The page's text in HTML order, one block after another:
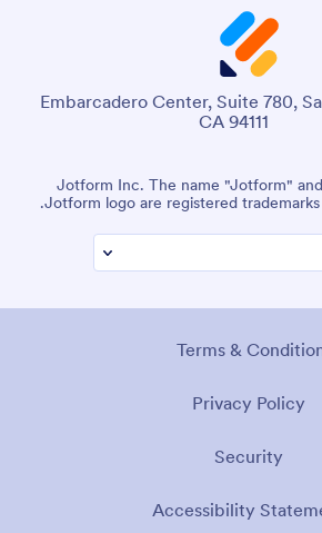
4 Embarcadero Center, Suite 780,
CA 94111
© 2026 Jotform Inc. The name "Jotform"
Jotform logo are registered
Terms &
Privacy Policy
Security
Accessibility